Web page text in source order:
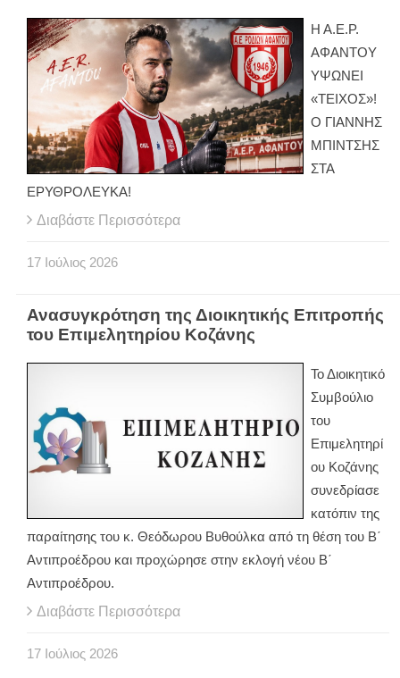
Η Α.Ε.Ρ.
ΑΦΑΝΤΟΥ
ΥΨΩΝΕΙ
«ΤΕΙΧΟΣ»!
Ο ΓΙΑΝΝΗΣ
ΜΠΙΝΤΣΗΣ
ΣΤΑ
ΕΡΥΘΡΟΛΕΥΚΑ!
Διαβάστε Περισσότερα
17 Ιούλιος 2026
Ανασυγκρότηση της Διοικητικής Επιτροπής
του Επιμελητηρίου Κοζάνης
Το Διοικητικό
Συμβούλιο
του
Επιμελητηρί
ου Κοζάνης
συνεδρίασε
κατόπιν της
παραίτησης του κ. Θεόδωρου Βυθούλκα από τη θέση του Β΄
Αντιπροέδρου και προχώρησε στην εκλογή νέου Β΄
Αντιπροέδρου.
Διαβάστε Περισσότερα
17 Ιούλιος 2026